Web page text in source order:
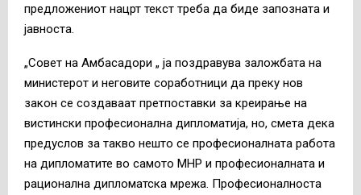
предложениот нацрт текст треба да биде запозната и
јавноста.
„Совет на Амбасадори „ ја поздравува заложбата на
министерот и неговите соработници да преку нов
закон се создаваат претпоставки за креирање на
вистински професионална дипломатија, но, смета дека
предуслов за такво нешто се професионалната работа
на дипломатите во самото МНР и професионалната и
рационална дипломатска мрежа. Професионалноста